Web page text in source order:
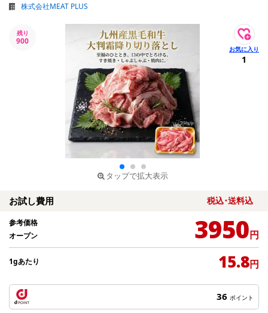
株式会社MEAT PLUS
残り
900
タップで拡大表示
1
お試し費用 税込･送料込
参考価格
オープン
3950円
1gあたり 15.8円
36 ポイント